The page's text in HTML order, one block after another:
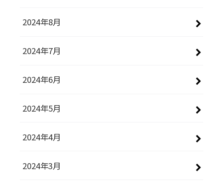
2024年8月
2024年7月
2024年6月
2024年5月
2024年4月
2024年3月